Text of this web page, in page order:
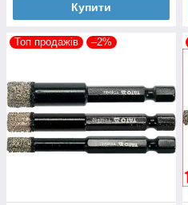
Купити
Топ продажів –2%